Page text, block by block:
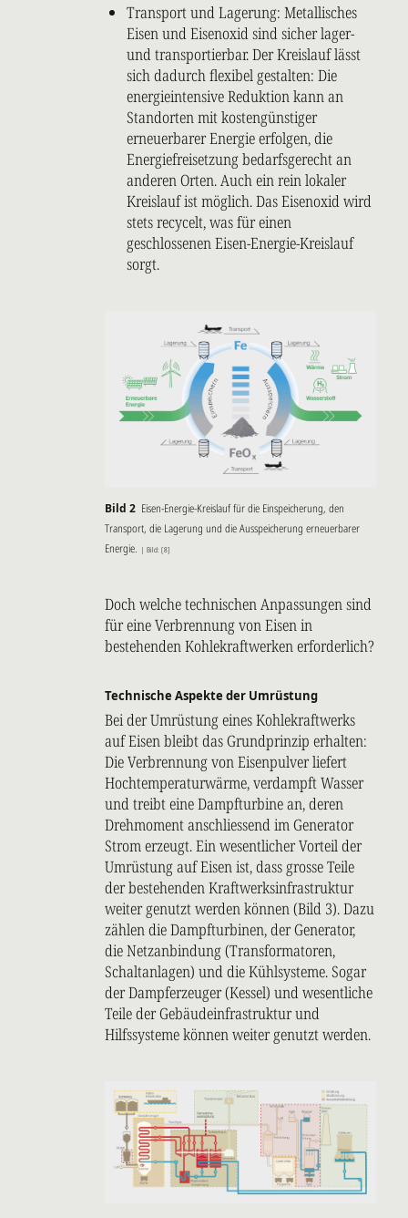
Transport und Lagerung: Metallisches
Eisen und Eisenoxid sind sicher lager-
und transportierbar. Der Kreislauf lässt
sich dadurch flexibel gestalten: Die
energieintensive Reduktion kann an
Standorten mit kostengünstiger
erneuerbarer Energie erfolgen, die
Energiefreisetzung bedarfsgerecht an
anderen Orten. Auch ein rein lokaler
Kreislauf ist möglich. Das Eisenoxid wird
stets recycelt, was für einen
geschlossenen Eisen-Energie-Kreislauf
sorgt.
Bild 2 Eisen-Energie-Kreislauf für die Einspeicherung, den
Transport, die Lagerung und die Ausspeicherung erneuerbarer
Energie. | Bild: [8]
Doch welche technischen Anpassungen sind
für eine Verbrennung von Eisen in
bestehenden Kohlekraftwerken erforderlich?
Technische Aspekte der Umrüstung
Bei der Umrüstung eines Kohlekraftwerks
auf Eisen bleibt das Grundprinzip erhalten:
Die Verbrennung von Eisenpulver liefert
Hochtemperaturwärme, verdampft Wasser
und treibt eine Dampfturbine an, deren
Drehmoment anschliessend im Generator
Strom erzeugt. Ein wesentlicher Vorteil der
Umrüstung auf Eisen ist, dass grosse Teile
der bestehenden Kraftwerksinfrastruktur
weiter genutzt werden können (Bild 3). Dazu
zählen die Dampfturbinen, der Generator,
die Netzanbindung (Transformatoren,
Schaltanlagen) und die Kühlsysteme. Sogar
der Dampferzeuger (Kessel) und wesentliche
Teile der Gebäudeinfrastruktur und
Hilfssysteme können weiter genutzt werden.